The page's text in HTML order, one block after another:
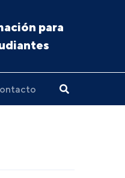
para